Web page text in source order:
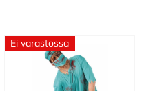
Ei varastossa